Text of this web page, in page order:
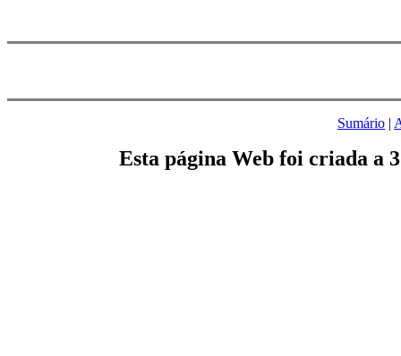
Sumário |
Esta página Web foi criada a